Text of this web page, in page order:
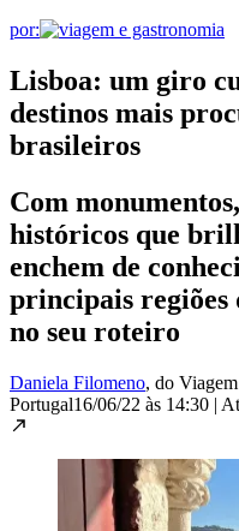
por:
Lisboa: um giro
destinos mais
brasileiros
Com
históricos que
enchem de
principais regiões
no seu roteiro
Daniela Filomeno, do
Portugal16/06/22 às 14:30 |